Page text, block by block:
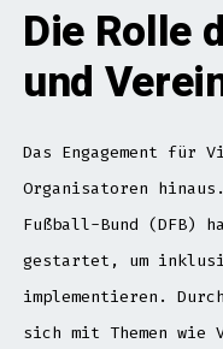
Die Rolle
und
Das Engagement
Organisatoren
Fußball-Bund (DFB)
gestartet, um
implementieren.
sich mit Themen